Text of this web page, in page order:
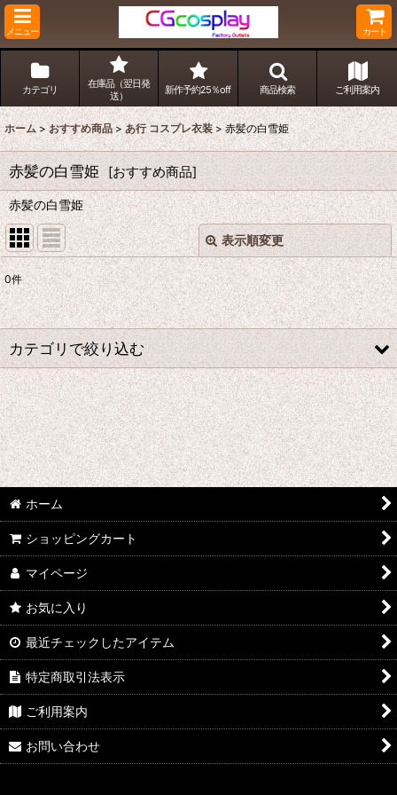
メニュー カート
カテゴリ
在庫品（翌日発
送）
新作予約25％off 商品検索 ご利用案内
ホーム > おすすめ商品 > あ行 コスプレ衣装 > 赤髪の白雪姫
赤髪の白雪姫 [おすすめ商品]
赤髪の白雪姫
表示順変更
表示数:
並び順:
絞り込む
閉じる
0件
カテゴリで絞り込む
あ行 コスプレ衣装 (全商品)
ウマ娘プリティーダービー
あんさんぶるスターズ
IdentityV
王様ランキング
イケメン戦国 時をかける恋
イケメン革命 アリスと恋の魔法
イケメンヴァンパイア
A3!(エースリー)
ホーム
ショッピングカート
マイページ
お気に入り
最近チェックしたアイテム
特定商取引法表示
ご利用案内
お問い合わせ